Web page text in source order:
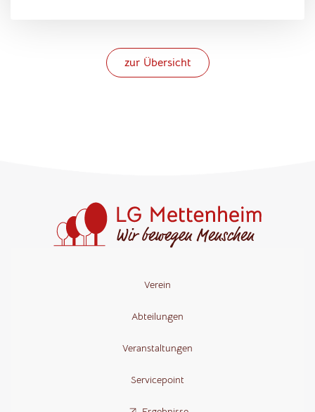
zur Übersicht
Verein
Abteilungen
Veranstaltungen
Servicepoint